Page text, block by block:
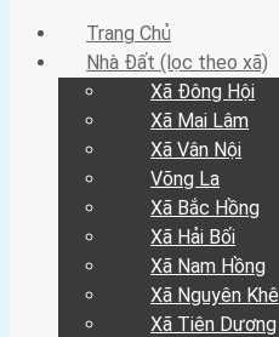
Trang Chủ
Nhà Đất (lọc theo xã)
Xã Đông Hội
Xã Mai Lâm
Xã Vân Nội
Võng La
Xã Bắc Hồng
Xã Hải Bối
Xã Nam Hồng
Xã Nguyên Khê
Xã Tiên Dương